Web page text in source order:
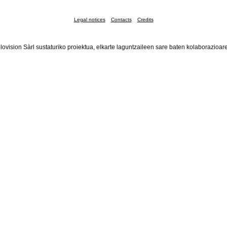
Legal notices Contacts Credits
Sàrl sustaturiko proiektua, elkarte laguntzaileen sare baten